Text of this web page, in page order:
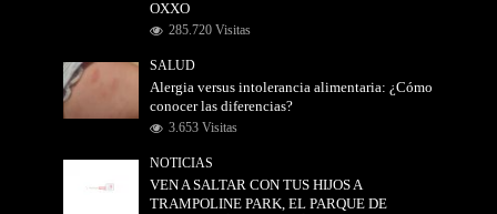
OXXO
285.720 Visitas
SALUD
Alergia versus intolerancia alimentaria: ¿Cómo
conocer las diferencias?
3.653 Visitas
NOTICIAS
VEN A SALTAR CON TUS HIJOS A
TRAMPOLINE PARK, EL PARQUE DE